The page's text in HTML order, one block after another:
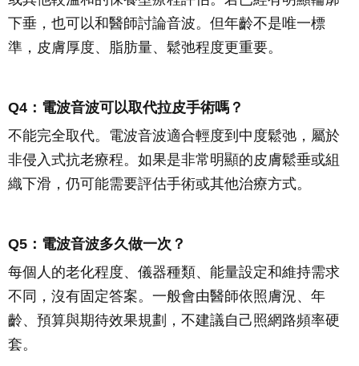
下垂，也可以和醫師討論音波。但年齡不是唯一標
準，皮膚厚度、脂肪量、鬆弛程度更重要。
Q4：電波音波可以取代拉皮手術嗎？
不能完全取代。電波音波適合輕度到中度鬆弛，屬於
非侵入式抗老療程。如果是非常明顯的皮膚鬆垂或組
織下滑，仍可能需要評估手術或其他治療方式。
Q5：電波音波多久做一次？
每個人的老化程度、儀器種類、能量設定和維持需求
不同，沒有固定答案。一般會由醫師依照膚況、年
齡、預算與期待效果規劃，不建議自己照網路頻率硬
套。